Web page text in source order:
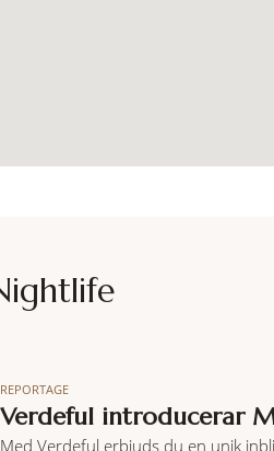
REPORTAGE
Verdeful introducerar
Med Verdeful erbjuds du en unik